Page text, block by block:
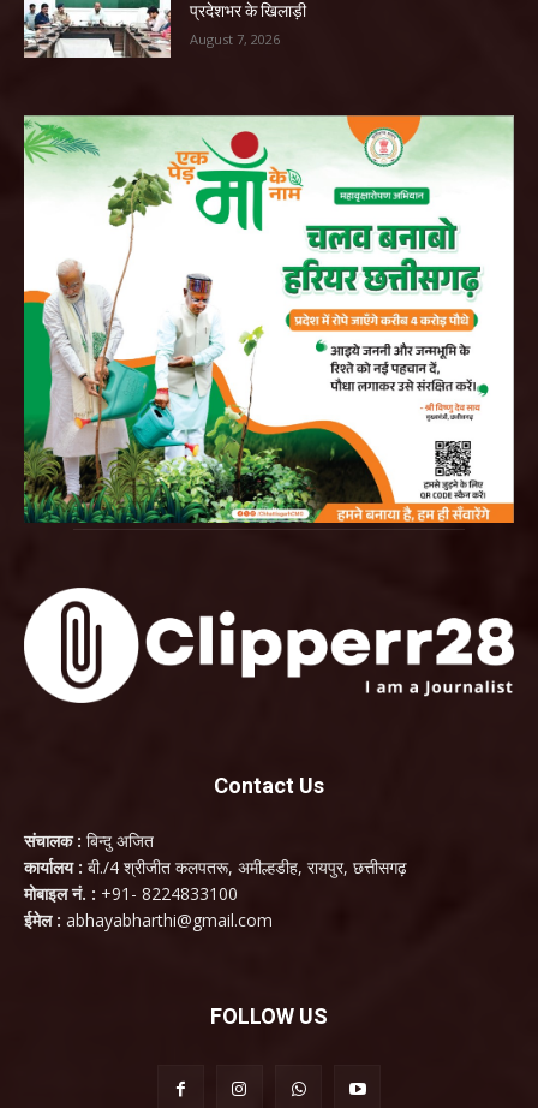
प्रदेशभर के खिलाड़ी
August 7, 2026
Contact Us
संचालक : बिन्दु अजित
कार्यालय : बी./4 श्रीजीत कलपतरू, अमील्हडीह, रायपुर, छत्तीसगढ़
मोबाइल नं. : +91- 8224833100
ईमेल : abhayabharthi@gmail.com
FOLLOW US